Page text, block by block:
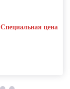
Специальная цена